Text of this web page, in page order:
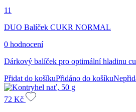
11
DUO Balíček CUKR NORMAL
0 hodnocení
Dárkový balíček pro optimální hladinu
Přidat do košíkuPřidáno do košíku
72 Kč